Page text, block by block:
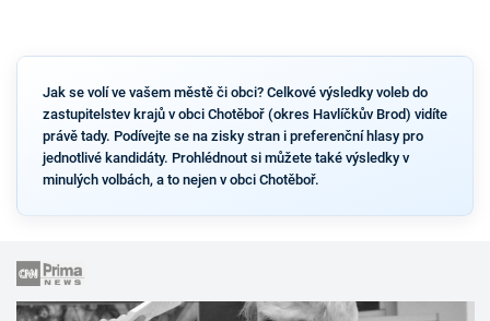
Jak se volí ve vašem městě či obci? Celkové výsledky voleb do
zastupitelstev krajů v obci Chotěboř (okres Havlíčkův Brod) vidíte
právě tady. Podívejte se na zisky stran i preferenční hlasy pro
jednotlivé kandidáty. Prohlédnout si můžete také výsledky v
minulých volbách, a to nejen v obci Chotěboř.